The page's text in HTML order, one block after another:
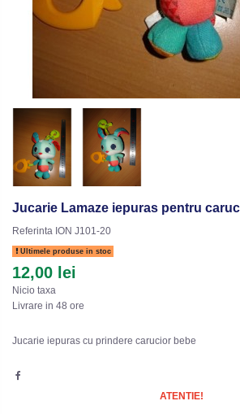
Jucarie Lamaze iepuras pentru
Referinta ION J101-20
Ultimele produse in stoc
12,00 lei
Nicio taxa
Livrare in 48 ore
Jucarie iepuras cu prindere carucior bebe
ATENTIE!